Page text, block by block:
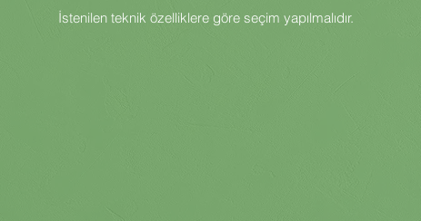
İstenilen teknik özelliklere göre seçim yapılmalıdır.